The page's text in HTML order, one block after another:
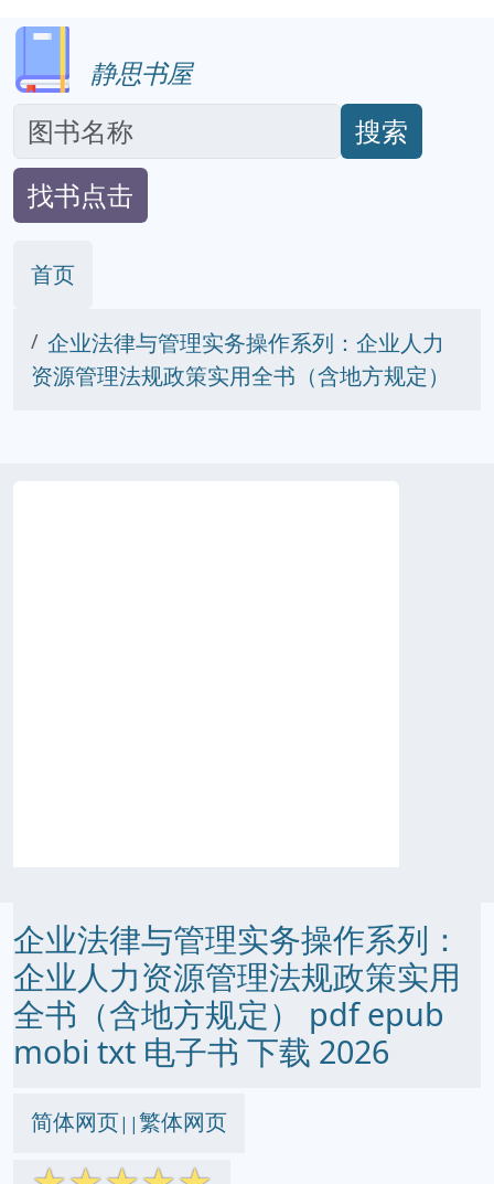
静思书屋
搜索
找书点击
首页
企业法律与管理实务操作系列：企业人力
资源管理法规政策实用全书（含地方规定）
企业法律与管理实务操作系列：
企业人力资源管理法规政策实用
全书（含地方规定） pdf epub
mobi txt 电子书 下载 2026
简体网页||繁体网页